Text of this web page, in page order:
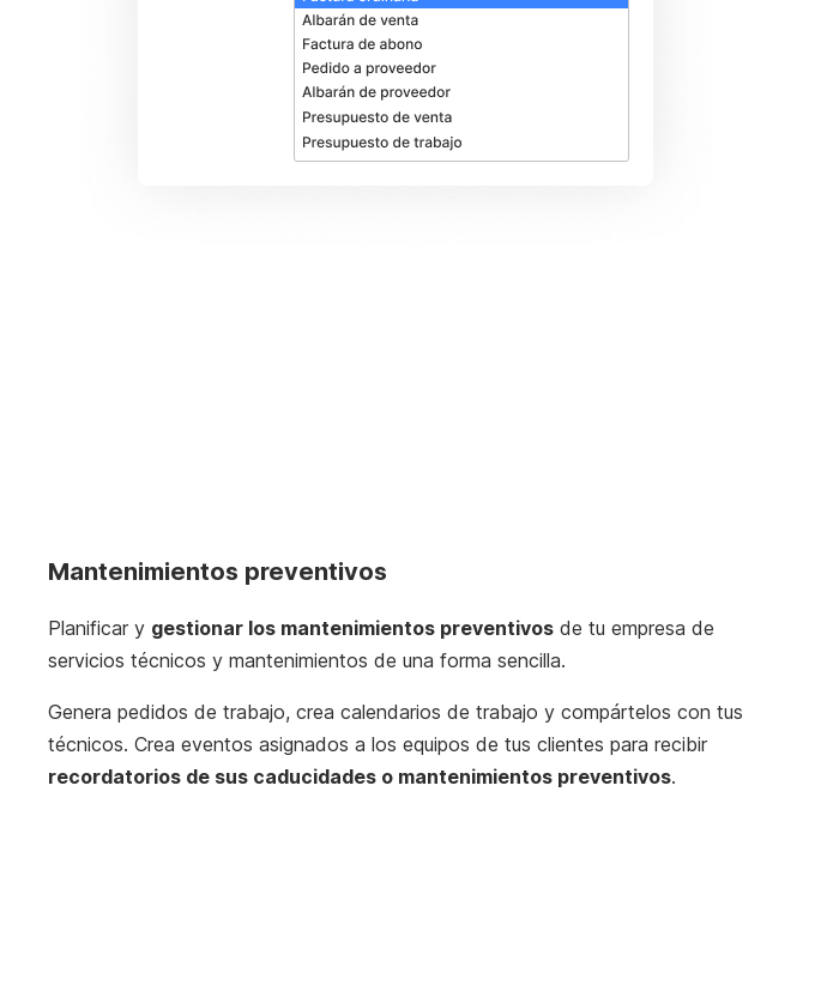
Mantenimientos preventivos
Planificar y gestionar los mantenimientos preventivos de tu empresa de
servicios técnicos y mantenimientos de una forma sencilla.
Genera pedidos de trabajo, crea calendarios de trabajo y compártelos con tus
técnicos. Crea eventos asignados a los equipos de tus clientes para recibir
recordatorios de sus caducidades o mantenimientos preventivos.